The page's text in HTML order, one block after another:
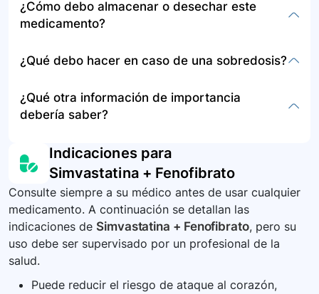
No tome dos dosis en un período menor de 12
horas.
muscular, micción menos frecuente, pérdida de
apetito, ictericia, fiebre, sarpullido, dificultad
pueden presentarse síntomas menos graves
náuseas y dolor de cabeza. Informe a su médico
si experimenta alguno de estos síntomas.
¿Cómo debo almacenar o desechar este
medicamento?
cerrado a temperatura ambiente, lejos del calor,
farmacéutico o médico para conocer el método
adecuado de disposición del medicamento que
¿Qué debo hacer en caso de una sobredosis?
de emergencia o contacte inmediatamente a los
servicios de emergencia. Es importante no
médico.
¿Qué otra información de importancia
debería saber?
médico respecto al uso de
simvastatina/fenofibrato, especialmente en
pacientes con condiciones especiales como
embarazo, lactancia y enfermedades hepáticas
o renales. Además, es importante estar al tanto
de los posibles efectos secundarios y cómo
actuar ante ellos.
Indicaciones para
Simvastatina + Fenofibrato
Consulte siempre a su médico antes de usar cualquier
medicamento. A continuación se detallan las
indicaciones de Simvastatina + Fenofibrato, pero su
uso debe ser supervisado por un profesional de la
salud.
Puede reducir el riesgo de ataque al corazón,